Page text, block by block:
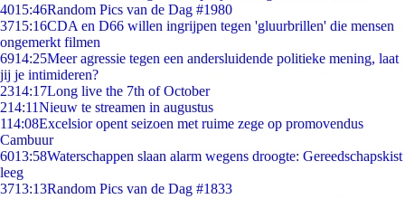
4015:46Random Pics van de Dag #1980
3715:16CDA en D66 willen ingrijpen tegen 'gluurbrillen' die mensen
ongemerkt filmen
6914:25Meer agressie tegen een andersluidende politieke mening, laat
jij je intimideren?
2314:17Long live the 7th of October
214:11Nieuw te streamen in augustus
114:08Excelsior opent seizoen met ruime zege op promovendus
Cambuur
6013:58Waterschappen slaan alarm wegens droogte: Gereedschapskist
leeg
3713:13Random Pics van de Dag #1833